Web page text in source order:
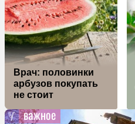
Врач: половинки
арбузов покупать
не стоит
важное